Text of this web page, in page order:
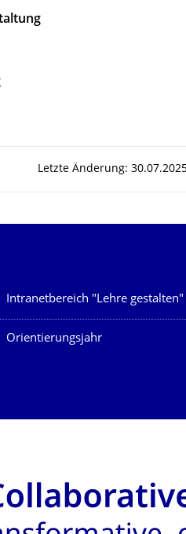
Letzte Änderung:
Unsere Dienste
Intranetbereich "Lehre gestalten"
Orientierungsjahr